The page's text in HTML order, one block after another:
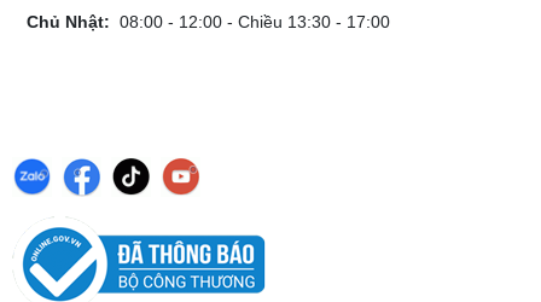
copy nhanh.
tăng hiệu năng tối đa? Xem ngay thứ tự ưu tiên
nâng cấp linh kiện PC chi tiết trong bài viết này!
Chủ Nhật: 08:00 - 12:00 - Chiều 13:30 - 17:00